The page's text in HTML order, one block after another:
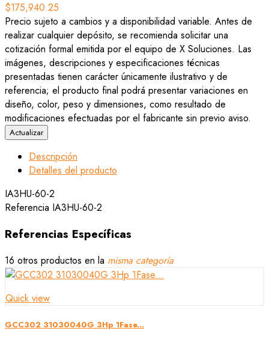
$175,940.25
Precio sujeto a cambios y a disponibilidad variable. Antes de
realizar cualquier depósito, se recomienda solicitar una
cotización formal emitida por el equipo de X Soluciones. Las
imágenes, descripciones y especificaciones técnicas
presentadas tienen carácter únicamente ilustrativo y de
referencia; el producto final podrá presentar variaciones en
diseño, color, peso y dimensiones, como resultado de
modificaciones efectuadas por el fabricante sin previo aviso.
Descripción
Detalles del producto
IA3HU-60-2
Referencia IA3HU-60-2
Referencias Específicas
16 otros productos en la misma categoría
Quick view
GCC302 31030040G 3Hp 1Fase...